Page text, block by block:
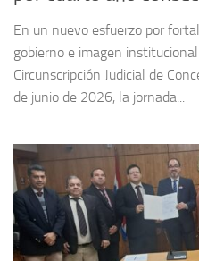
En un nuevo esfuerzo por
gobierno e imagen
Circunscripción Judicial de
de junio de 2026, la jornada...